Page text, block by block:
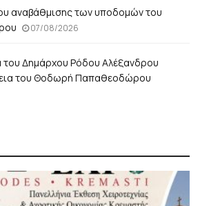
αναβάθμισης των υποδομών του
07/08/2026
του Δημάρχου Ρόδου Αλέξανδρου
του Θοδωρή Παπαθεοδώρου